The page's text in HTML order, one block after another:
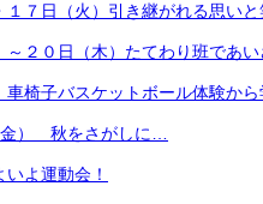
７日（火）引き継がれる思いと
２０日（木）たてわり班であ
椅子バスケットボール体験から
） 秋をさがしに…
よ運動会！